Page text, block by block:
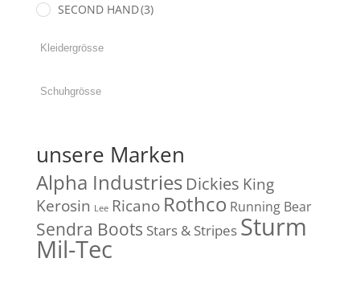
SECOND HAND(3)
unsere Marken
Alpha Industries Dickies King
Kerosin Lee Ricano Rothco Running Bear
Sendra Boots Stars & Stripes Sturm
Mil-Tec